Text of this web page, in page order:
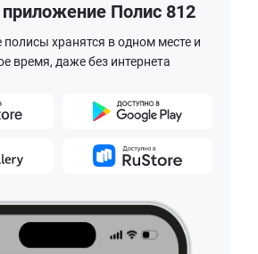
Полис 812
хранятся в одном месте и
время, даже без интернета